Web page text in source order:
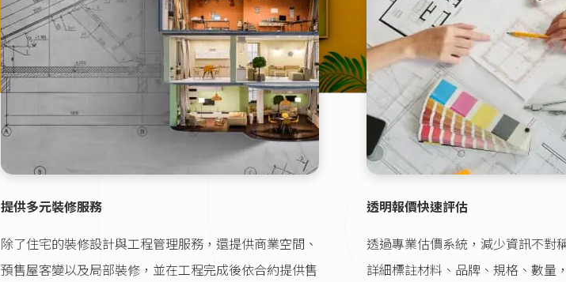
提供多元裝修服務
除了住宅的裝修設計與工程管理服務，還提供商業空間、
預售屋客變以及局部裝修，並在工程完成後依合約提供售
透明報價快速評估
透過專業估價系統，減少資訊不對
詳細標註材料、品牌、規格、數量